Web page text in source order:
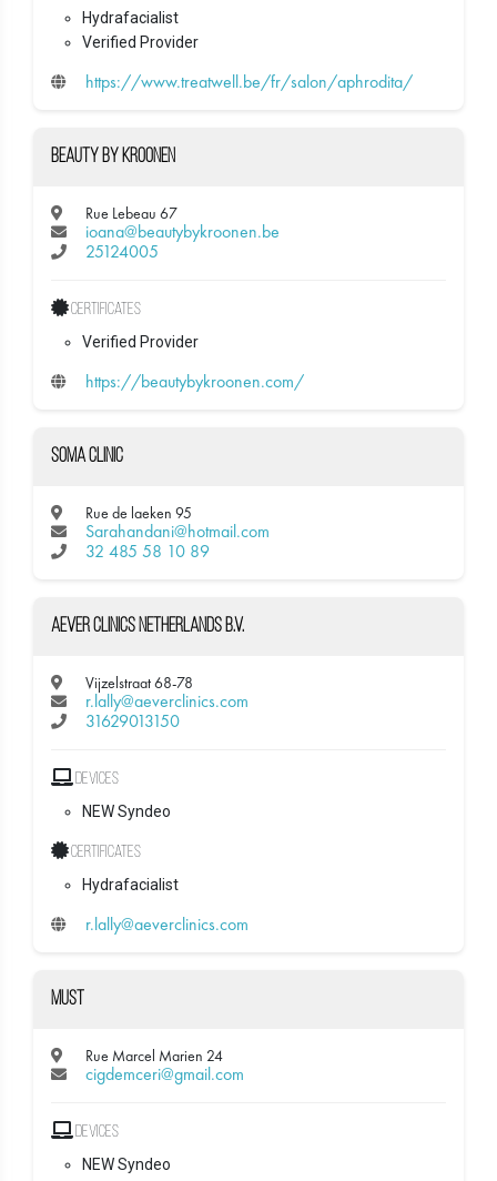
Hydrafacialist
Verified Provider
https://www.treatwell.be/fr/salon/aphrodita/
Beauty by Kroonen
Rue Lebeau 67
ioana@beautybykroonen.be
25124005
Certificates
Verified Provider
https://beautybykroonen.com/
Soma Clinic
Rue de laeken 95
Sarahandani@hotmail.com
32 485 58 10 89
Aever Clinics Netherlands B.V.
Vijzelstraat 68-78
r.lally@aeverclinics.com
31629013150
Devices
NEW Syndeo
Certificates
Hydrafacialist
r.lally@aeverclinics.com
Must
Rue Marcel Marien 24
cigdemceri@gmail.com
Devices
NEW Syndeo